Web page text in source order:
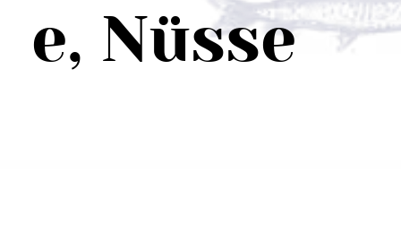
e, Nüsse